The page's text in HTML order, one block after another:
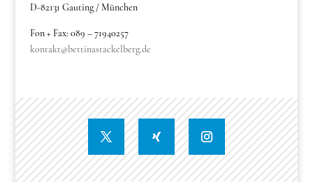
D-82131 Gauting / München
Fon + Fax: 089 – 71940257
kontakt@bettinastackelberg.de